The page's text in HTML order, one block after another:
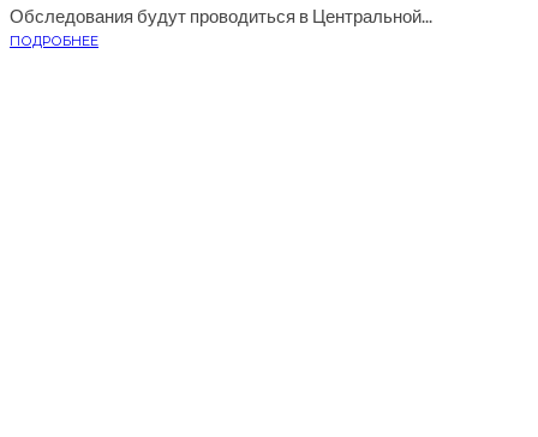
Обследования будут проводиться в Центральной...
ПОДРОБНЕЕ